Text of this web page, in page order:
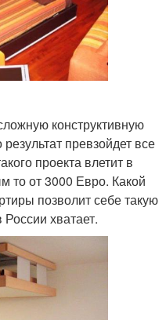
конструктивную
превзойдет все
проекта влетит в
то от 3000 Евро. Какой
позволит себе такую
хватает.